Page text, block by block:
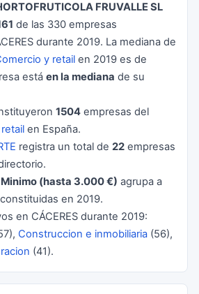
FRUVALLE SL
de las 330 empresas
durante 2019. La mediana de
y retail en 2019 es de
está en la mediana de su
1504 empresas del
en España.
registra un total de 22 empresas
Minimo (hasta 3.000 €) agrupa a
en 2019.
en CÁCERES durante 2019:
Construccion e inmobiliaria (56),
(41).